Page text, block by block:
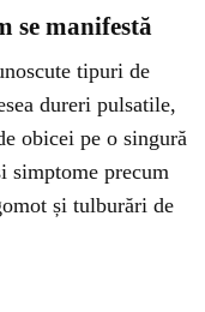
se manifestă
tipuri de
dureri pulsatile,
obicei pe o singură
simptome precum
și tulburări de